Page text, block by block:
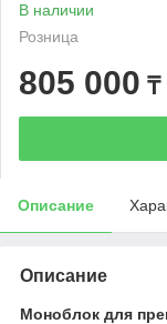
В наличии
Розница
805 000 ₸
Описание
Описание
Моноблок для